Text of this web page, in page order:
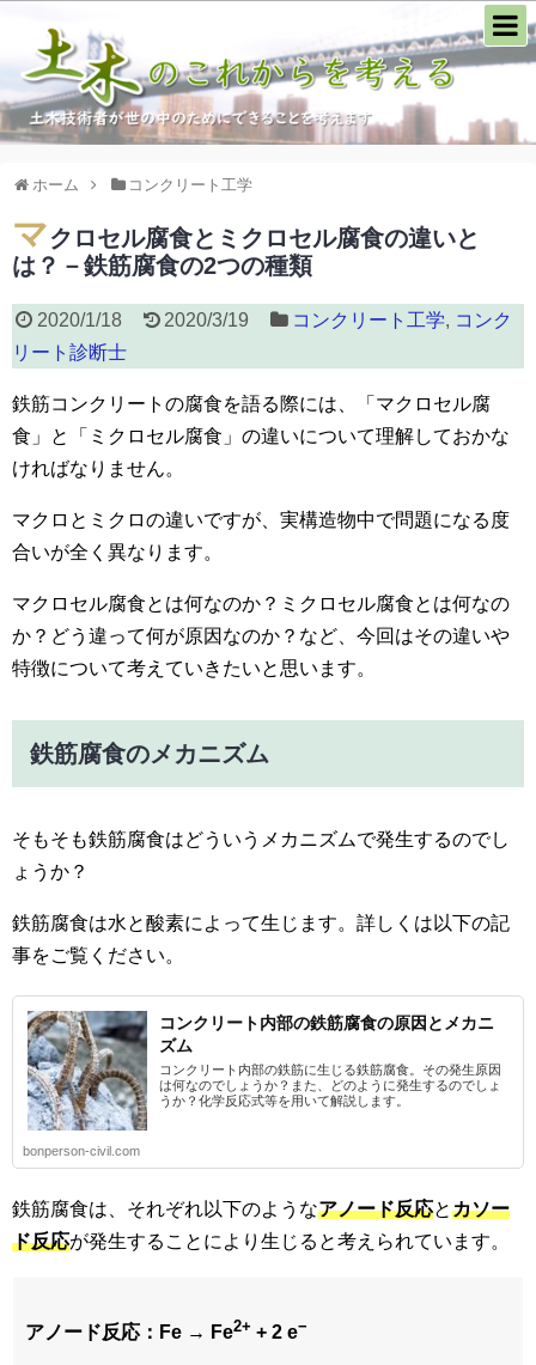
ホーム コンクリート工学
マクロセル腐食とミクロセル腐食の違いと
は？－鉄筋腐食の2つの種類
2020/1/18 2020/3/19 コンクリート工学, コンク
リート診断士
鉄筋コンクリートの腐食を語る際には、「マクロセル腐
食」と「ミクロセル腐食」の違いについて理解しておかな
ければなりません。
マクロとミクロの違いですが、実構造物中で問題になる度
合いが全く異なります。
マクロセル腐食とは何なのか？ミクロセル腐食とは何なの
か？どう違って何が原因なのか？など、今回はその違いや
特徴について考えていきたいと思います。
鉄筋腐食のメカニズム
そもそも鉄筋腐食はどういうメカニズムで発生するのでし
ょうか？
鉄筋腐食は水と酸素によって生じます。詳しくは以下の記
事をご覧ください。
コンクリート内部の鉄筋腐食の原因とメカニ
ズム
コンクリート内部の鉄筋に生じる鉄筋腐食。その発生原因
は何なのでしょうか？また、どのように発生するのでしょ
うか？化学反応式等を用いて解説します。
bonperson-civil.com
鉄筋腐食は、それぞれ以下のようなアノード反応とカソー
ド反応が発生することにより生じると考えられています。
アノード反応：Fe → Fe2+ + 2 e−